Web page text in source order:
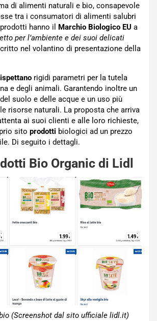
di alimenti naturali e bio, consapevole
tra i consumatori di alimenti salubri
hanno il Marchio Biologico EU a
per l’ambiente e dei suoi delicati
nel volantino di presentazione della
rigidi parametri per la tutela
e degli animali. Garantendo inoltre un
suolo e delle acque e un uso più
risorse naturali. La proposta che arriva
ai suoi clienti e alle loro richieste,
sito prodotti biologici ad un prezzo
Di seguito i dettagli.
Bio Organic di Lidl
(Screenshot dal sito ufficiale lidl.it)